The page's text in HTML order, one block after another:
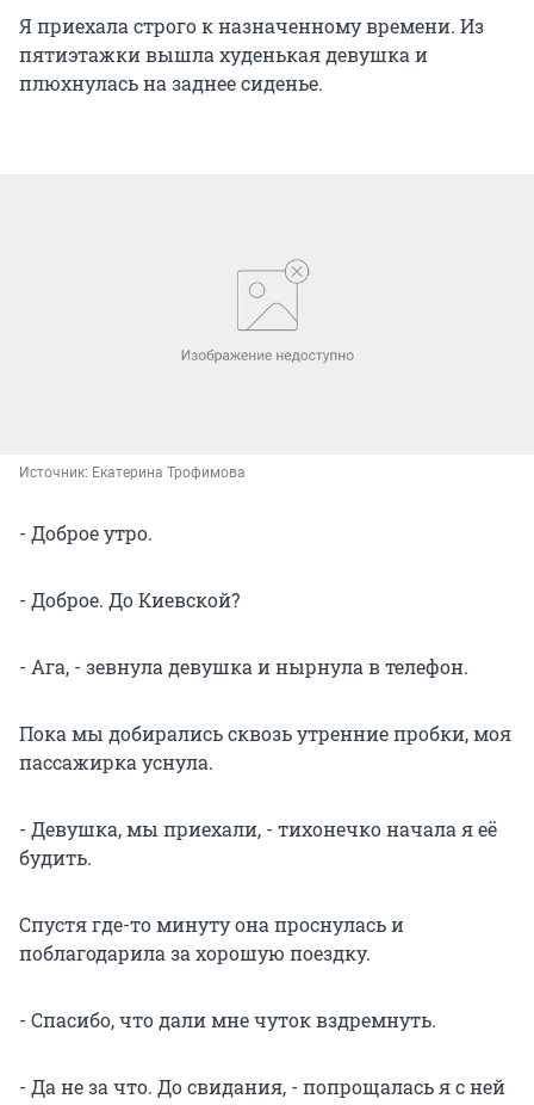
Я приехала строго к назначенному времени. Из
пятиэтажки вышла худенькая девушка и
плюхнулась на заднее сиденье.
Источник: Екатерина Трофимова
- Доброе утро.
- Доброе. До Киевской?
- Ага, - зевнула девушка и нырнула в телефон.
Пока мы добирались сквозь утренние пробки, моя
пассажирка уснула.
- Девушка, мы приехали, - тихонечко начала я её
будить.
Спустя где-то минуту она проснулась и
поблагодарила за хорошую поездку.
- Спасибо, что дали мне чуток вздремнуть.
- Да не за что. До свидания, - попрощалась я с ней